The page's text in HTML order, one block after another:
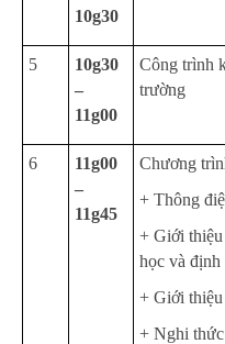
10g30
5
10g30
–
11g00
Công trình
trường
6
11g00
–
11g45
Chương
+ Thông
+ Giới
học và định
+ Giới
+ Nghi